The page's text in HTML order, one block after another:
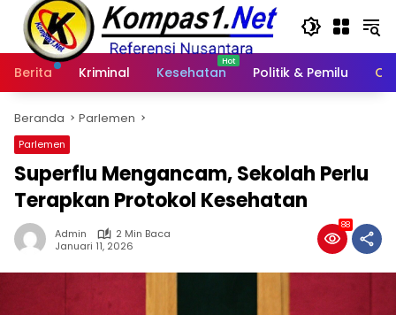
Langsung
konten
Berita
Kriminal Kesehatan Politik & Pemilu
Beranda Parlemen
Parlemen
Superflu Mengancam, Sekolah Perlu
Terapkan Protokol Kesehatan
Admin
2 Min Baca
Januari 11, 2026
88